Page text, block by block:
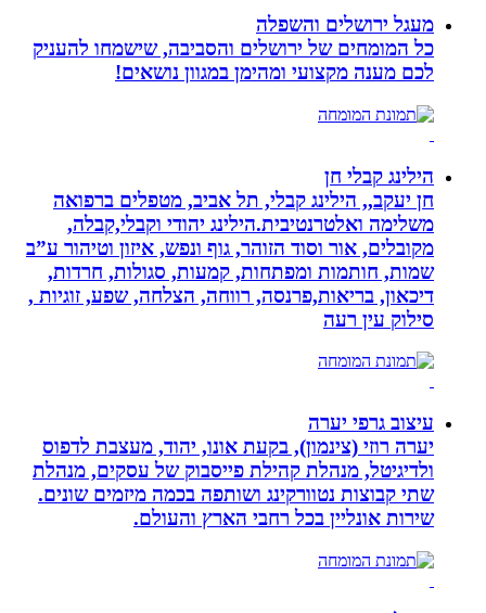
מעגל ירושלים והשפלה
כל המומחים של ירושלים והסביבה, שישמחו להעניק
לכם מענה מקצועי ומהימן במגוון נושאים!
הילינג קבלי חן
חן יעקב,, הילינג קבלי, תל אביב, מטפלים ברפואה
משלימה ואלטרנטיבית.הילינג יהודי וקבלי,קבלה,
מקובלים, אור וסוד הזוהר, גוף ונפש, איזון וטיהור ע”ב
שמות, חותמות ומפתחות, קמעות, סגולות, חרדות,
דיכאון, בריאות,פרנסה, רווחה, הצלחה, שפע, זוגיות ,
סילוק עין רעה
עיצוב גרפי יערה
יערה רוזי (צינמון), בקעת אונו, יהוד, מעצבת לדפוס
ולדיגיטל, מנהלת קהילת פייסבוק של עסקים, מנהלת
שתי קבוצות נטוורקינג ושותפה בכמה מיזמים שונים.
שירות אונליין בכל רחבי הארץ והעולם.